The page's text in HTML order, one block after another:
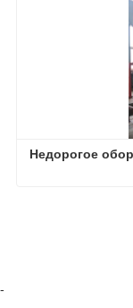
Недорогое
-